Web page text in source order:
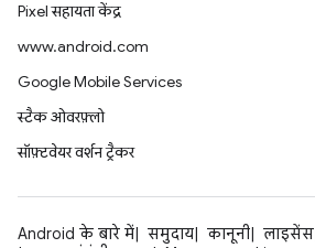
Pixel सहायता केंद्र
www.android.com
Google Mobile Services
स्टैक ओवरफ़्लो
सॉफ़्टवेयर वर्शन ट्रैकर
Android के बारे में समुदाय कानूनी लाइसेंस